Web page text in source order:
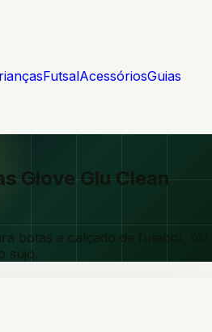
FutsalAcessóriosGuias
Glove Glu Clean
botas e calçado de futebol, útil
sujo.